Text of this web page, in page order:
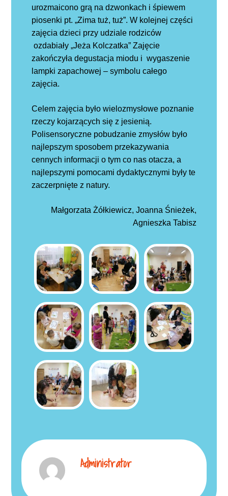
urozmaicono grą na dzwonkach i śpiewem
piosenki pt. „Zima tuż, tuż”. W kolejnej części
zajęcia dzieci przy udziale rodziców
ozdabiały „Jeża Kolczatka” Zajęcie
zakończyła degustacja miodu i wygaszenie
lampki zapachowej – symbolu całego
zajęcia.
Celem zajęcia było wielozmysłowe poznanie
rzeczy kojarzących się z jesienią.
Polisensoryczne pobudzanie zmysłów było
najlepszym sposobem przekazywania
cennych informacji o tym co nas otacza, a
najlepszymi pomocami dydaktycznymi były te
zaczerpnięte z natury.
Małgorzata Żółkiewicz, Joanna Śnieżek,
Agnieszka Tabisz
Administrator